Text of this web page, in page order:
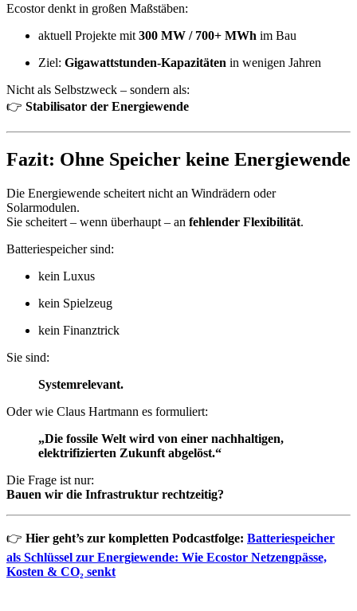
Ecostor denkt in großen Maßstäben:
aktuell Projekte mit 300 MW / 700+ MWh im Bau
Ziel: Gigawattstunden-Kapazitäten in wenigen Jahren
Nicht als Selbstzweck – sondern als:
👉 Stabilisator der Energiewende
Fazit: Ohne Speicher keine Energiewende
Die Energiewende scheitert nicht an Windrädern oder
Solarmodulen.
Sie scheitert – wenn überhaupt – an fehlender Flexibilität.
Batteriespeicher sind:
kein Luxus
kein Spielzeug
kein Finanztrick
Sie sind:
Systemrelevant.
Oder wie Claus Hartmann es formuliert:
„Die fossile Welt wird von einer nachhaltigen,
elektrifizierten Zukunft abgelöst.“
Die Frage ist nur:
Bauen wir die Infrastruktur rechtzeitig?
👉 Hier geht’s zur kompletten Podcastfolge: Batteriespeicher
als Schlüssel zur Energiewende: Wie Ecostor Netzengpässe,
Kosten & CO₂ senkt